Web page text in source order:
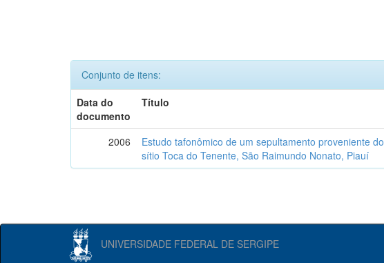
Conjunto de itens:
Data do
documento
Título
2006
Estudo tafonômico de um sepultamento proveniente do
sítio Toca do Tenente, São Raimundo Nonato, Piauí
UNIVERSIDADE FEDERAL DE SERGIPE